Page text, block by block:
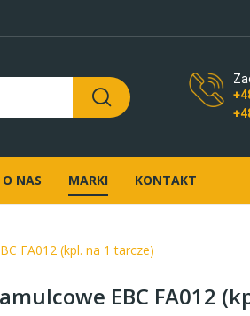
O NAS MARKI KONTAKT
FA012 (kpl. na 1 tarcze)
EBC FA012